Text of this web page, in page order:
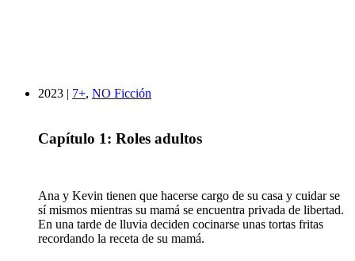
2023 | 7+, NO Ficción
Capítulo 1: Roles adultos
Ana y Kevin tienen que hacerse cargo de su casa y cuidar se
sí mismos mientras su mamá se encuentra privada de libertad.
En una tarde de lluvia deciden cocinarse unas tortas fritas
recordando la receta de su mamá.